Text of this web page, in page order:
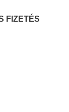
FIZETÉS